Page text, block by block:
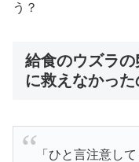
う？
給食のウズラ
に救えなかった
「ひと言注意し